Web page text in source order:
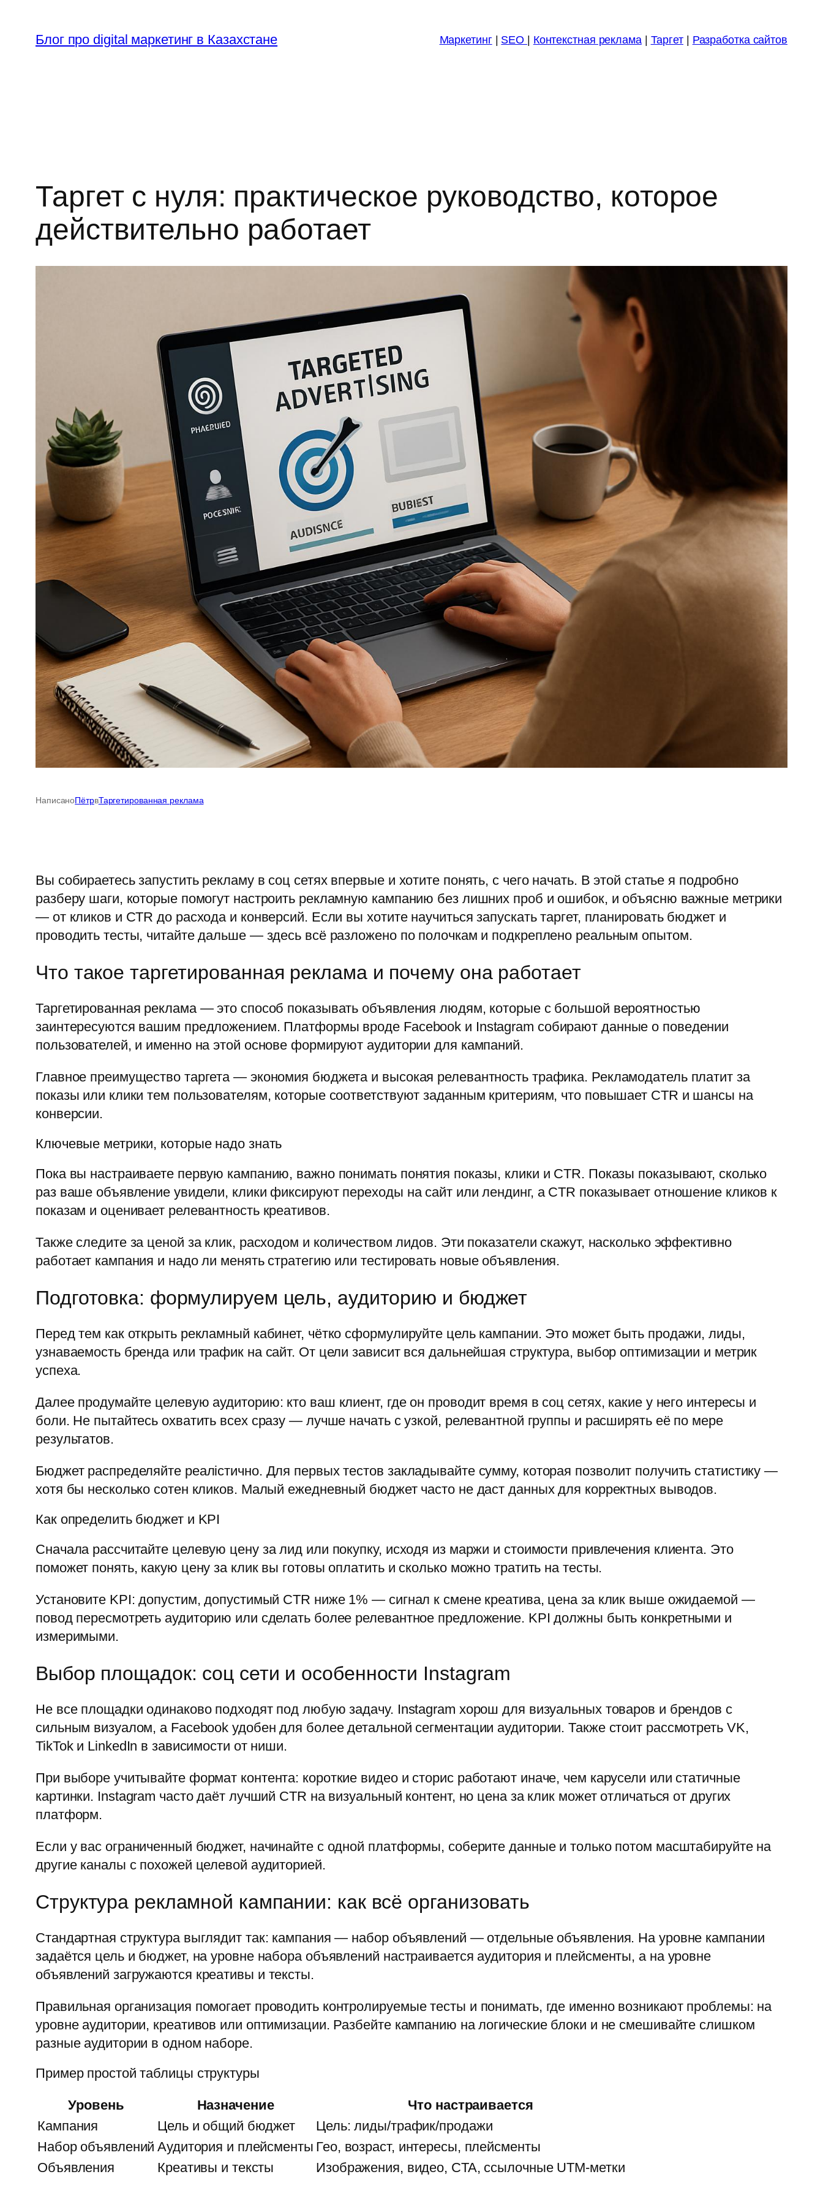
содержимому
Блог про digital маркетинг в Казахстане Маркетинг | SEO | Контекстная реклама| Таргет| Разработка сайтов
Таргет с нуля: практическое руководство, которое
действительно работает
НаписаноПётрвТаргетированная реклама
Вы собираетесь запустить рекламу в соц сетях впервые и хотите понять, с чего начать. В этой статье я подробно
разберу шаги, которые помогут настроить рекламную кампанию без лишних проб и ошибок, и объясню важные метрики
— от кликов и CTR до расхода и конверсий. Если вы хотите научиться запускать таргет, планировать бюджет и
проводить тесты, читайте дальше — здесь всё разложено по полочкам и подкреплено реальным опытом.
Что такое таргетированная реклама и почему она работает
Таргетированная реклама — это способ показывать объявления людям, которые с большой вероятностью
заинтересуются вашим предложением. Платформы вроде Facebook и Instagram собирают данные о поведении
пользователей, и именно на этой основе формируют аудитории для кампаний.
Главное преимущество таргета — экономия бюджета и высокая релевантность трафика. Рекламодатель платит за
показы или клики тем пользователям, которые соответствуют заданным критериям, что повышает CTR и шансы на
конверсии.
Ключевые метрики, которые надо знать
Пока вы настраиваете первую кампанию, важно понимать понятия показы, клики и CTR. Показы показывают, сколько
раз ваше объявление увидели, клики фиксируют переходы на сайт или лендинг, а CTR показывает отношение кликов к
показам и оценивает релевантность креативов.
Также следите за ценой за клик, расходом и количеством лидов. Эти показатели скажут, насколько эффективно
работает кампания и надо ли менять стратегию или тестировать новые объявления.
Подготовка: формулируем цель, аудиторию и бюджет
Перед тем как открыть рекламный кабинет, чётко сформулируйте цель кампании. Это может быть продажи, лиды,
узнаваемость бренда или трафик на сайт. От цели зависит вся дальнейшая структура, выбор оптимизации и метрик
успеха.
Далее продумайте целевую аудиторию: кто ваш клиент, где он проводит время в соц сетях, какие у него интересы и
боли. Не пытайтесь охватить всех сразу — лучше начать с узкой, релевантной группы и расширять её по мере
результатов.
Бюджет распределяйте реалістично. Для первых тестов закладывайте сумму, которая позволит получить статистику —
хотя бы несколько сотен кликов. Малый ежедневный бюджет часто не даст данных для корректных выводов.
Как определить бюджет и KPI
Сначала рассчитайте целевую цену за лид или покупку, исходя из маржи и стоимости привлечения клиента. Это
поможет понять, какую цену за клик вы готовы оплатить и сколько можно тратить на тесты.
Установите KPI: допустим, допустимый CTR ниже 1% — сигнал к смене креатива, цена за клик выше ожидаемой —
повод пересмотреть аудиторию или сделать более релевантное предложение. KPI должны быть конкретными и
измеримыми.
Выбор площадок: соц сети и особенности Instagram
Не все площадки одинаково подходят под любую задачу. Instagram хорош для визуальных товаров и брендов с
сильным визуалом, а Facebook удобен для более детальной сегментации аудитории. Также стоит рассмотреть VK,
TikTok и LinkedIn в зависимости от ниши.
При выборе учитывайте формат контента: короткие видео и сторис работают иначе, чем карусели или статичные
картинки. Instagram часто даёт лучший CTR на визуальный контент, но цена за клик может отличаться от других
платформ.
Если у вас ограниченный бюджет, начинайте с одной платформы, соберите данные и только потом масштабируйте на
другие каналы с похожей целевой аудиторией.
Структура рекламной кампании: как всё организовать
Стандартная структура выглядит так: кампания — набор объявлений — отдельные объявления. На уровне кампании
задаётся цель и бюджет, на уровне набора объявлений настраивается аудитория и плейсменты, а на уровне
объявлений загружаются креативы и тексты.
Правильная организация помогает проводить контролируемые тесты и понимать, где именно возникают проблемы: на
уровне аудитории, креативов или оптимизации. Разбейте кампанию на логические блоки и не смешивайте слишком
разные аудитории в одном наборе.
Пример простой таблицы структуры
Уровень Назначение
Что настраивается
Кампания
Цель и общий бюджет
Цель: лиды/трафик/продажи
Набор объявлений Аудитория и плейсменты Гео, возраст, интересы, плейсменты
Объявления
Креативы и тексты Изображения, видео, CTA, ссылочные UTM-метки